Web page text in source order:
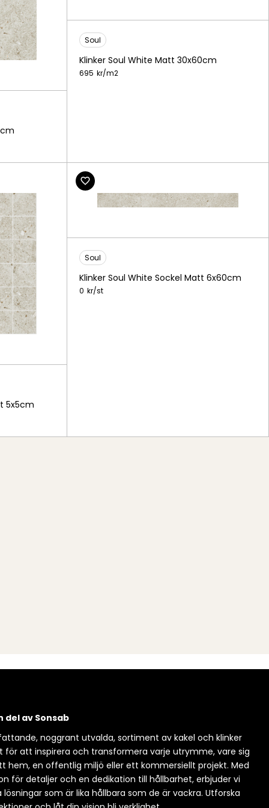
Soul
Klinker Soul White Matt 30x60cm
695 kr/m2
5x5cm
Soul
Klinker Soul White Sockel Matt 6x60cm
0 kr/st
del av Sonsab
noggrant utvalda, sortiment av kakel och klinker
för att inspirera och transformera varje utrymme, vare sig
hem, en offentlig miljö eller ett kommersiellt projekt. Med
för detaljer och en dedikation till hållbarhet, erbjuder vi
lösningar som är lika hållbara som de är vackra. Utforska